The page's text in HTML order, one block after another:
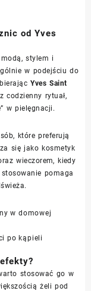
od Yves
stylem i
w podejściu do
Yves Saint
codzienny rytuał,
w pielęgnacji.
które preferują
się jako kosmetyk
wieczorem, kiedy
pomaga
w domowej
po kąpieli
stosować go w
żeli pod